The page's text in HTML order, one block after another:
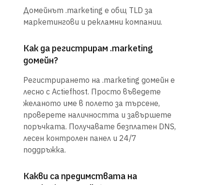
Домейнът .marketing е общ TLD за
маркетингови и рекламни компании.
Как да регистрирам .marketing
домейн?
Регистрирането на .marketing домейн е
лесно с Actiefhost. Просто въведете
желаното име в полето за търсене,
проверете наличността и завършете
поръчката. Получавате безплатен DNS,
лесен контролен панел и 24/7
поддръжка.
Какви са предимствата на